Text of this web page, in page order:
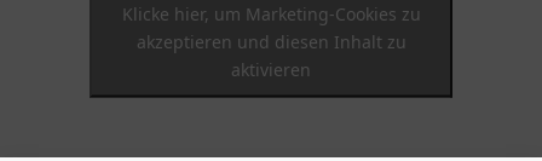
Klicke hier, um Marketing-Cookies zu
akzeptieren und diesen Inhalt zu
aktivieren